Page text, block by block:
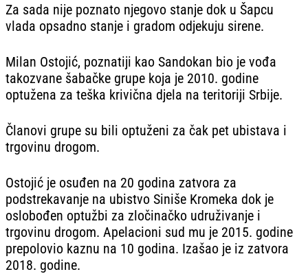
Za sada nije poznato njegovo stanje dok u Šapcu
vlada opsadno stanje i gradom odjekuju sirene.
Milan Ostojić, poznatiji kao Sandokan bio je vođa
takozvane šabačke grupe koja je 2010. godine
optužena za teška krivična djela na teritoriji Srbije.
Članovi grupe su bili optuženi za čak pet ubistava i
trgovinu drogom.
Ostojić je osuđen na 20 godina zatvora za
podstrekavanje na ubistvo Siniše Kromeka dok je
oslobođen optužbi za zločinačko udruživanje i
trgovinu drogom. Apelacioni sud mu je 2015. godine
prepolovio kaznu na 10 godina. Izašao je iz zatvora
2018. godine.